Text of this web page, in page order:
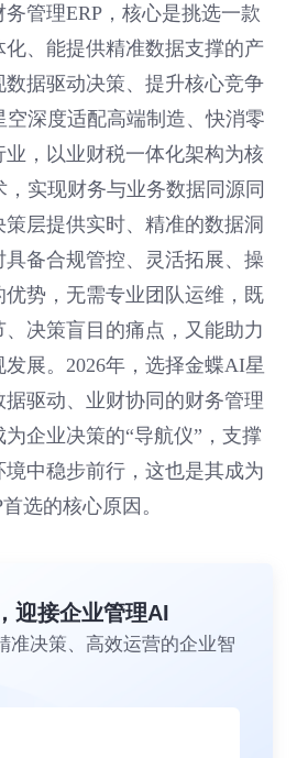
务管理ERP，核心是挑选一款
、能提供精准数据支撑的产
据驱动决策、提升核心竞争
深度适配高端制造、快消零
，以业财税一体化架构为核
实现财务与业务数据同源同
层提供实时、精准的数据洞
备合规管控、灵活拓展、操
势，无需专业团队运维，既
决策盲目的痛点，又能助力
展。2026年，选择金蝶AI星
驱动、业财协同的财务管理
企业决策的“导航仪”，支撑
中稳步前行，这也是其成为
选的核心原因。
迎接企业管理AI
准决策、高效运营的企业智